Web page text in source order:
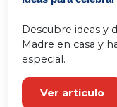
Descubre ideas y
Madre en casa y
especial.
Ver artículo